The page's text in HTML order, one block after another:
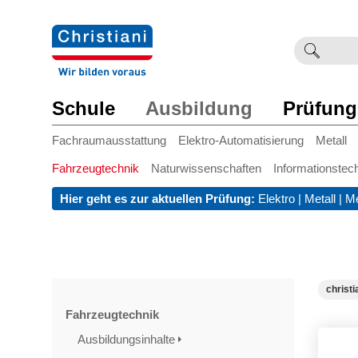
Schule Ausbildung
Fachraumausstattung Elektro-Automatisierung Metall
Fahrzeugtechnik Naturwissenschaften
Hier geht es zur aktuellen Prüfung: Elektro | Metall |
Fahrzeugtechnik
Ausbildungsinhalte